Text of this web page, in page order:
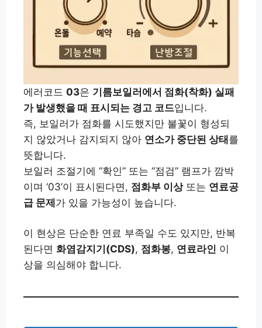
에러코드 03은 기름보일러에서 점화(착화) 실패
가 발생했을 때 표시되는 경고 코드입니다.
즉, 보일러가 점화를 시도했지만 불꽃이 형성되
지 않았거나 감지되지 않아 연소가 중단된 상태를
뜻합니다.
보일러 조절기에 “확인” 또는 “점검” 램프가 깜박
이며 ‘03’이 표시된다면, 점화부 이상또는 연료공
급 문제가 있을 가능성이 높습니다.
이 현상은 단순한 연료 부족일 수도 있지만, 반복
된다면 화염감지기(CDS), 점화봉, 연료라인 이
상을 의심해야 합니다.